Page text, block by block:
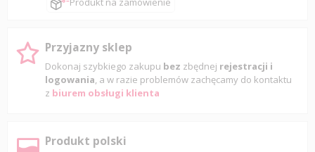
Przyjazny sklep
Dokonaj szybkiego zakupu bez zbędnej rejestracji i
logowania, a w razie problemów zachęcamy do kontaktu
z biurem obsługi klienta
Produkt polski